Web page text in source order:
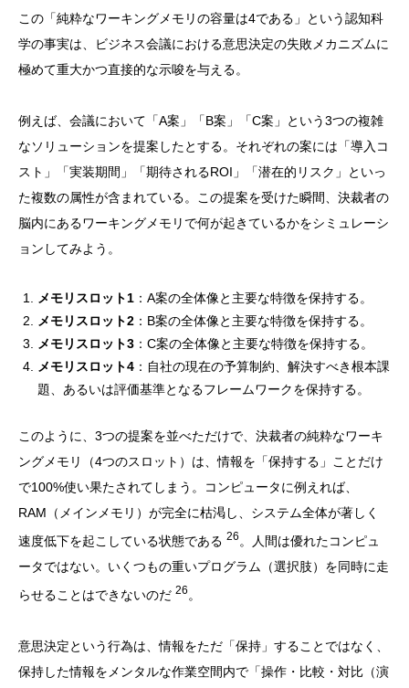
この「純粋なワーキングメモリの容量は4である」という認知科
学の事実は、ビジネス会議における意思決定の失敗メカニズムに
極めて重大かつ直接的な示唆を与える。
例えば、会議において「A案」「B案」「C案」という3つの複雑
なソリューションを提案したとする。それぞれの案には「導入コ
スト」「実装期間」「期待されるROI」「潜在的リスク」といっ
た複数の属性が含まれている。この提案を受けた瞬間、決裁者の
脳内にあるワーキングメモリで何が起きているかをシミュレーシ
ョンしてみよう。
メモリスロット1 ：A案の全体像と主要な特徴を保持する。
メモリスロット2 ：B案の全体像と主要な特徴を保持する。
メモリスロット3 ：C案の全体像と主要な特徴を保持する。
メモリスロット4 ：自社の現在の予算制約、解決すべき根本課
題、あるいは評価基準となるフレームワークを保持する。
このように、3つの提案を並べただけで、決裁者の純粋なワーキ
ングメモリ（4つのスロット）は、情報を「保持する」ことだけ
で100%使い果たされてしまう。コンピュータに例えれば、
RAM（メインメモリ）が完全に枯渇し、システム全体が著しく
速度低下を起こしている状態である 26 。人間は優れたコンピュ
ータではない。いくつもの重いプログラム（選択肢）を同時に走
らせることはできないのだ 26 。
意思決定という行為は、情報をただ「保持」することではなく、
保持した情報をメンタルな作業空間内で「操作・比較・対比（演